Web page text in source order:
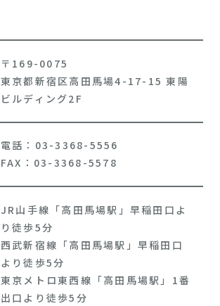
〒169-0075
東京都新宿区高田馬場4-17-15 東陽
ビルディング2F
電話：03-3368-5556
FAX：03-3368-5578
JR山手線「高田馬場駅」早稲田口よ
り徒歩5分
西武新宿線「高田馬場駅」早稲田口
より徒歩5分
東京メトロ東西線「高田馬場駅」1番
出口より徒歩5分